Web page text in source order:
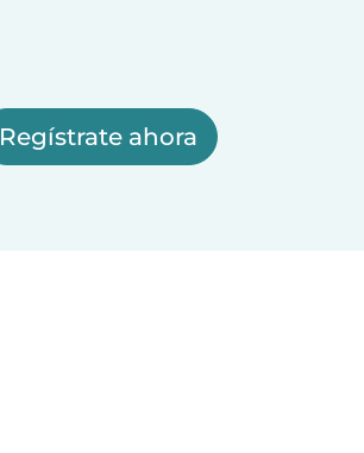
Regístrate ahora